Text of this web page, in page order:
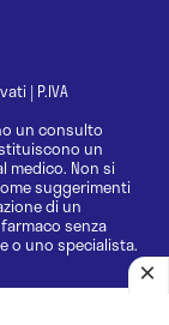
| P.IVA
un consulto
un
medico. Non si
suggerimenti
di un
senza
o uno specialista.